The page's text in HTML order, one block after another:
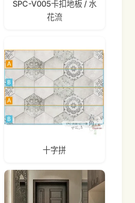
SPC-V005卡扣地板 / 水
花流
十字拼